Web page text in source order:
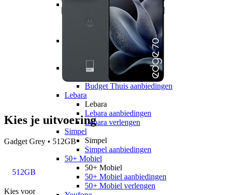
Ben aanbiedingen
Ben verlengen
Simyo aanbiedingen
Budget Thuis
Budget Thuis
Budget Thuis aanbiedingen
Lebara
Lebara
Lebara aanbiedingen
Lebara verlengen
Simpel
Simpel
Simpel aanbiedingen
50+ Mobiel
50+ Mobiel
50+ Mobiel aanbiedingen
50+ Mobiel verlengen
Kies je uitvoering
Gadget Grey • 512GB
512GB
Kies voor